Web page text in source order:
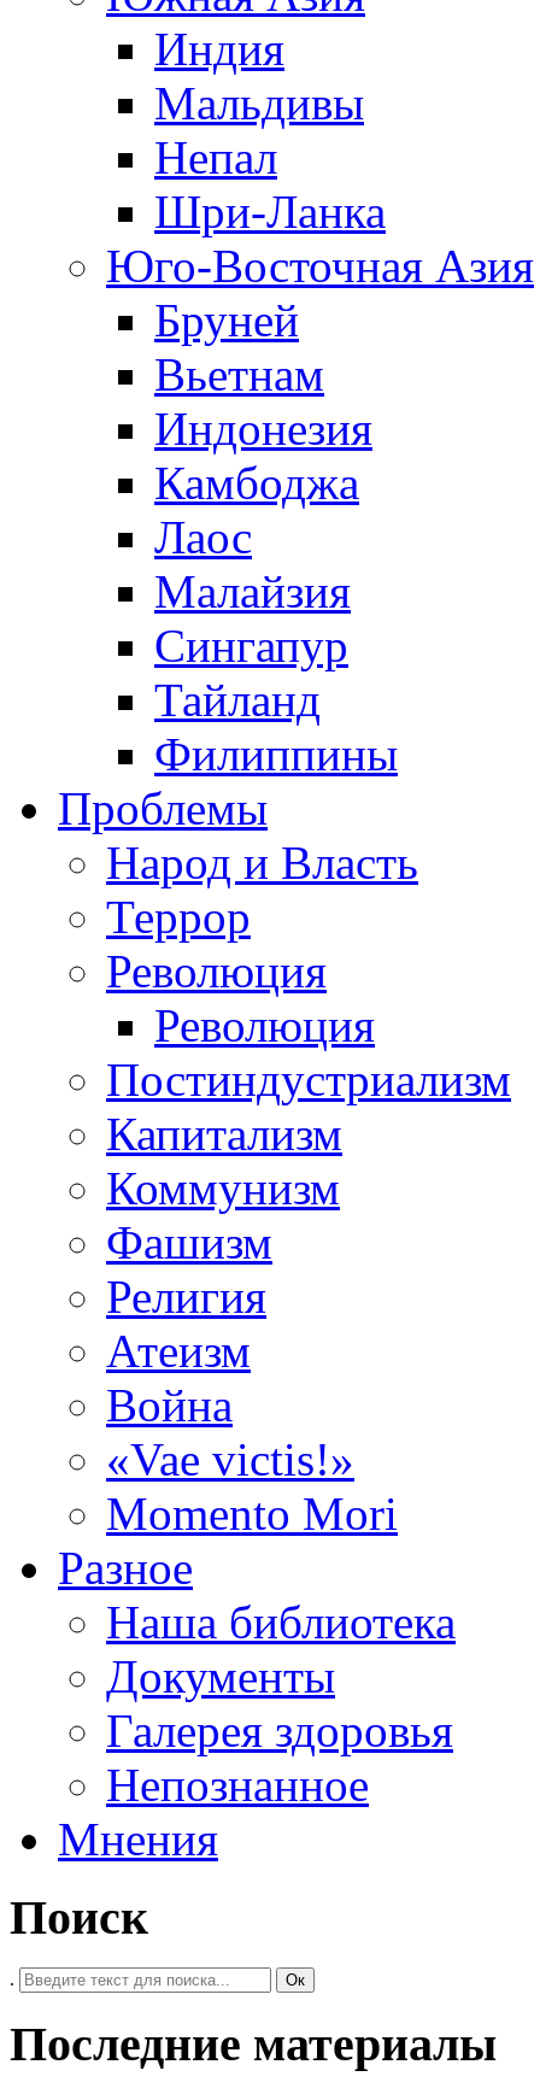
Индия
Мальдивы
Непал
Шри-Ланка
Юго-Восточная Азия
Бруней
Вьетнам
Индонезия
Камбоджа
Лаос
Малайзия
Сингапур
Тайланд
Филиппины
Проблемы
Народ и Власть
Террор
Революция
Революция
Постиндустриализм
Капитализм
Коммунизм
Фашизм
Религия
Атеизм
Война
«Vae victis!»
Momento Mori
Разное
Наша библиотека
Документы
Галерея здоровья
Непознанное
Мнения
Поиск
. Ок
Последние материалы